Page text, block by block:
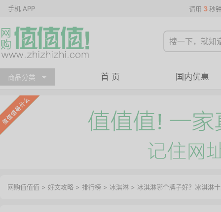
手机 APP 请用 3 秒
商品分类 首 页 国内优惠
网购值值值 > 好文攻略 > 排行榜 > 冰淇淋 > 冰淇淋哪个牌子好？冰淇淋